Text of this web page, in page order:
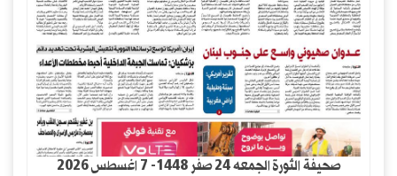
صحيفة الثورة الجمعه 24 صفر 1448- 7 اغسطس 2026